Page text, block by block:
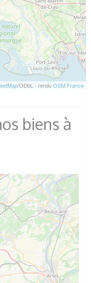
/ODbL - renduOSM France
biens à